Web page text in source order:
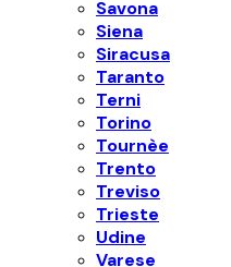
Savona
Siena
Siracusa
Taranto
Terni
Torino
Tournèe
Trento
Treviso
Trieste
Udine
Varese